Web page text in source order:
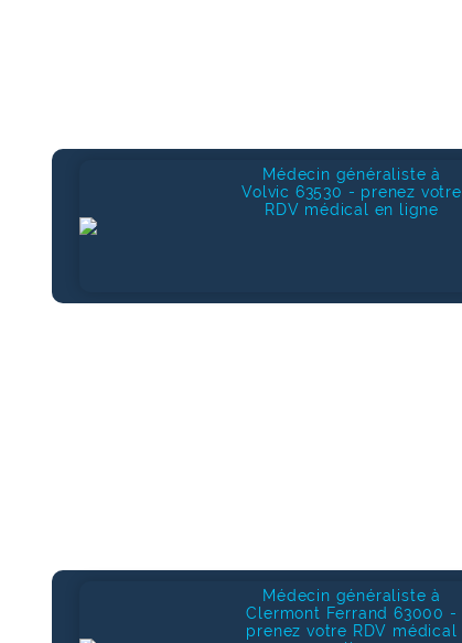
Médecin généraliste à
Volvic 63530 - prenez votre
RDV médical en ligne
Médecin généraliste à
Clermont Ferrand 63000 -
prenez votre RDV médical